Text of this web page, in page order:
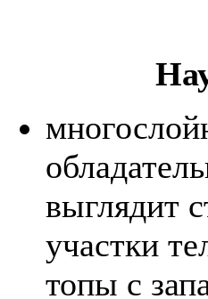
выглядит
участки
топы с